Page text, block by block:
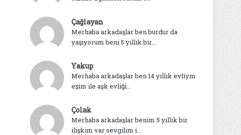
Çağlayan
Merhaba arkadaşlar ben burdur da
yaşıyorum beni 5 yıllık bir...
Yakup
Merhaba arkadaşlar ben 14 yıllık evliym
eşim ile aşk evliği...
Çolak
Merhaba arkadaşlar benim 5 yıllık bir
ilişkim var sevgilim i...